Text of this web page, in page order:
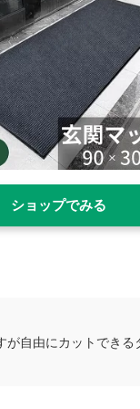
ショップでみる
自由にカットでき